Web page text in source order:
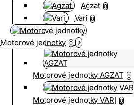
Agzat 0
Vari 0
Motorové jednotky 0
Motorové jednotky AGZAT 0
Motorové jednotky VARI 0